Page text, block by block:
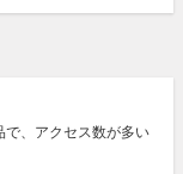
で、アクセス数が多い